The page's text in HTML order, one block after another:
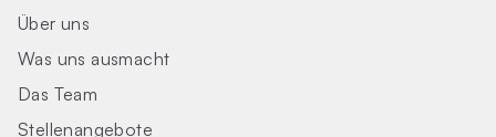
Über uns
Was uns ausmacht
Das Team
Stellenangebote